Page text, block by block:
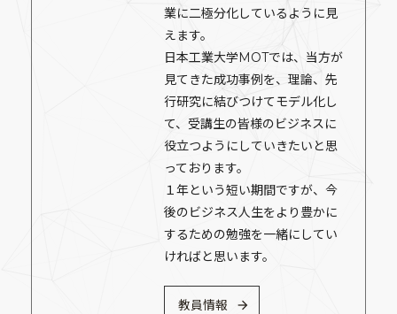
業に二極分化しているように見
えます。
日本工業大学MOTでは、当方が
見てきた成功事例を、理論、先
行研究に結びつけてモデル化し
て、受講生の皆様のビジネスに
役立つようにしていきたいと思
っております。
１年という短い期間ですが、今
後のビジネス人生をより豊かに
するための勉強を一緒にしてい
ければと思います。
教員情報